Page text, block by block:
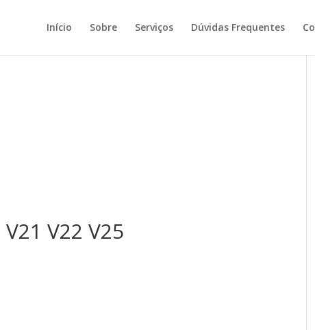
Início Sobre Serviços Dúvidas Frequentes
V22 V25